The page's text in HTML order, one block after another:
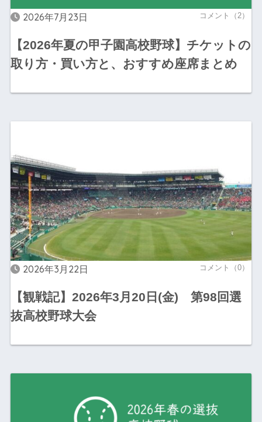
2026年7月23日 コメント（2）
【2026年夏の甲子園高校野球】チケットの
取り方・買い方と、おすすめ座席まとめ
2026年3月22日 コメント（0）
【観戦記】2026年3月20日(金) 第98回選
抜高校野球大会